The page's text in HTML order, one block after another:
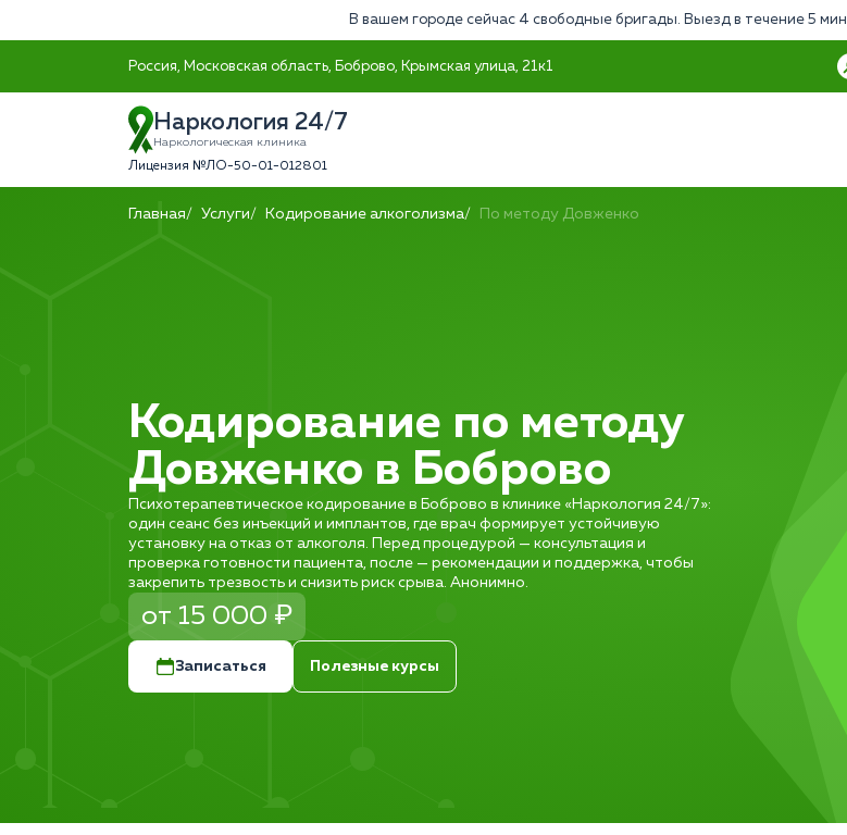
В вашем городе сейчас 4 свободные бригады. Выезд в течение 5
Россия, Московская область, Боброво, Крымская улица, 21к1
Наркология 24/7
Наркологическая клиника
Лицензия №ЛО-50-01-012801
Главная Услуги Кодирование алкоголизма По методу Довженко
Кодирование по методу
Довженко в Боброво
Психотерапевтическое кодирование в Боброво в клинике «Наркология 24/7»:
один сеанс без инъекций и имплантов, где врач формирует устойчивую
установку на отказ от алкоголя. Перед процедурой — консультация и
проверка готовности пациента, после — рекомендации и поддержка, чтобы
закрепить трезвость и снизить риск срыва. Анонимно.
от 15 000 ₽
Записаться Полезные курсы